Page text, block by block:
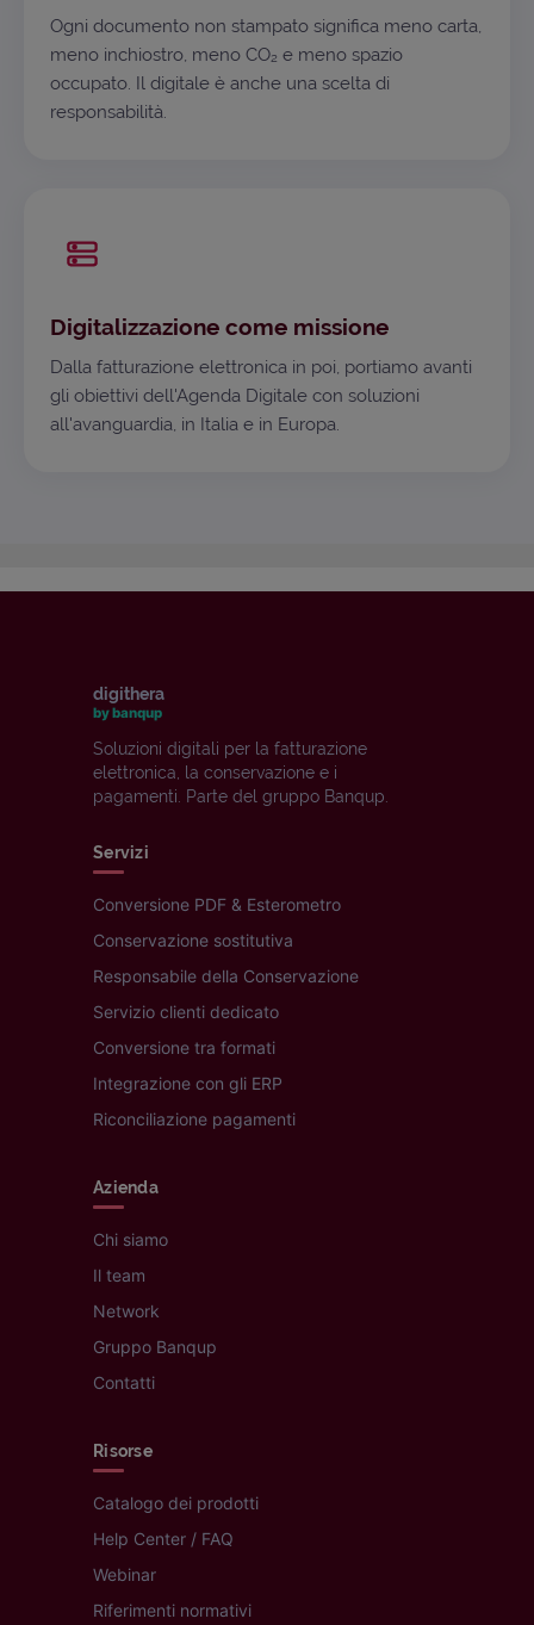
Ogni documento non stampato significa meno carta,
meno inchiostro, meno CO₂ e meno spazio
occupato. Il digitale è anche una scelta di
responsabilità.
Digitalizzazione come missione
Dalla fatturazione elettronica in poi, portiamo avanti
gli obiettivi dell'Agenda Digitale con soluzioni
all'avanguardia, in Italia e in Europa.
digithera
by banqup
Soluzioni digitali per la fatturazione
elettronica, la conservazione e i
pagamenti. Parte del gruppo Banqup.
Servizi
Conversione PDF & Esterometro
Conservazione sostitutiva
Responsabile della Conservazione
Servizio clienti dedicato
Conversione tra formati
Integrazione con gli ERP
Riconciliazione pagamenti
Azienda
Chi siamo
Il team
Network
Gruppo Banqup
Contatti
Risorse
Catalogo dei prodotti
Help Center / FAQ
Webinar
Riferimenti normativi